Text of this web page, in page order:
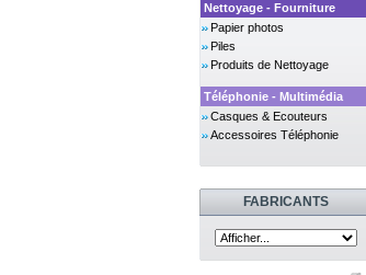
Nettoyage - Fourniture
Papier photos
Piles
Produits de Nettoyage
Téléphonie - Multimédia
Casques & Ecouteurs
Accessoires Téléphonie
FABRICANTS